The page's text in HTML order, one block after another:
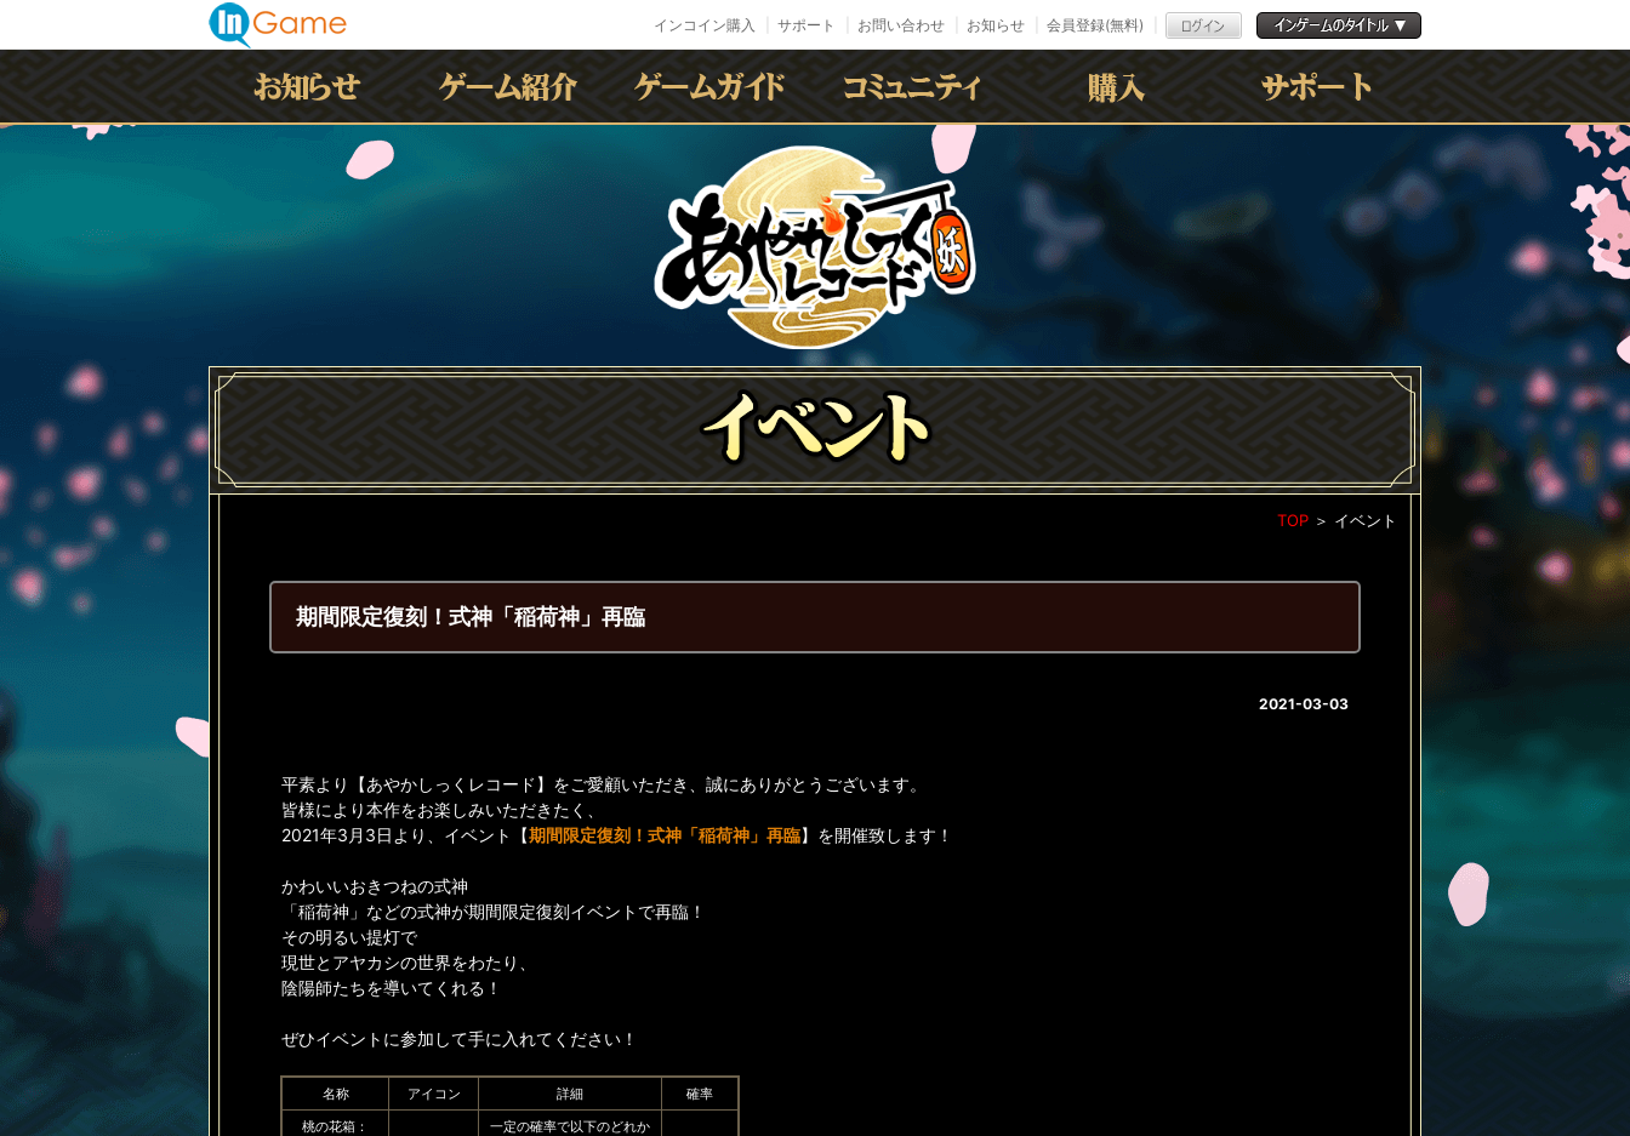
インコイン購入 サポート お問い合わせ お知らせ 会員登録(無料)
イベント 利用規約
ﾌﾟﾗｲﾊﾞｼｰﾎﾟﾘｼｰ
TOP ＞ イベント
期間限定復刻！式神「稲荷神」再臨
2021-03-03
平素より【あやかしっくレコード】をご愛顧いただき、誠にありがとうございます。
皆様により本作をお楽しみいただきたく、
2021年3月3日より、イベント【期間限定復刻！式神「稲荷神」再臨】を開催致します！
かわいいおきつねの式神
「稲荷神」などの式神が期間限定復刻イベントで再臨！
その明るい提灯で
現世とアヤカシの世界をわたり、
陰陽師たちを導いてくれる！
ぜひイベントに参加して手に入れてください！
名称 アイコン 詳細
確率
桃の花箱：
一定の確率で以下のどれか